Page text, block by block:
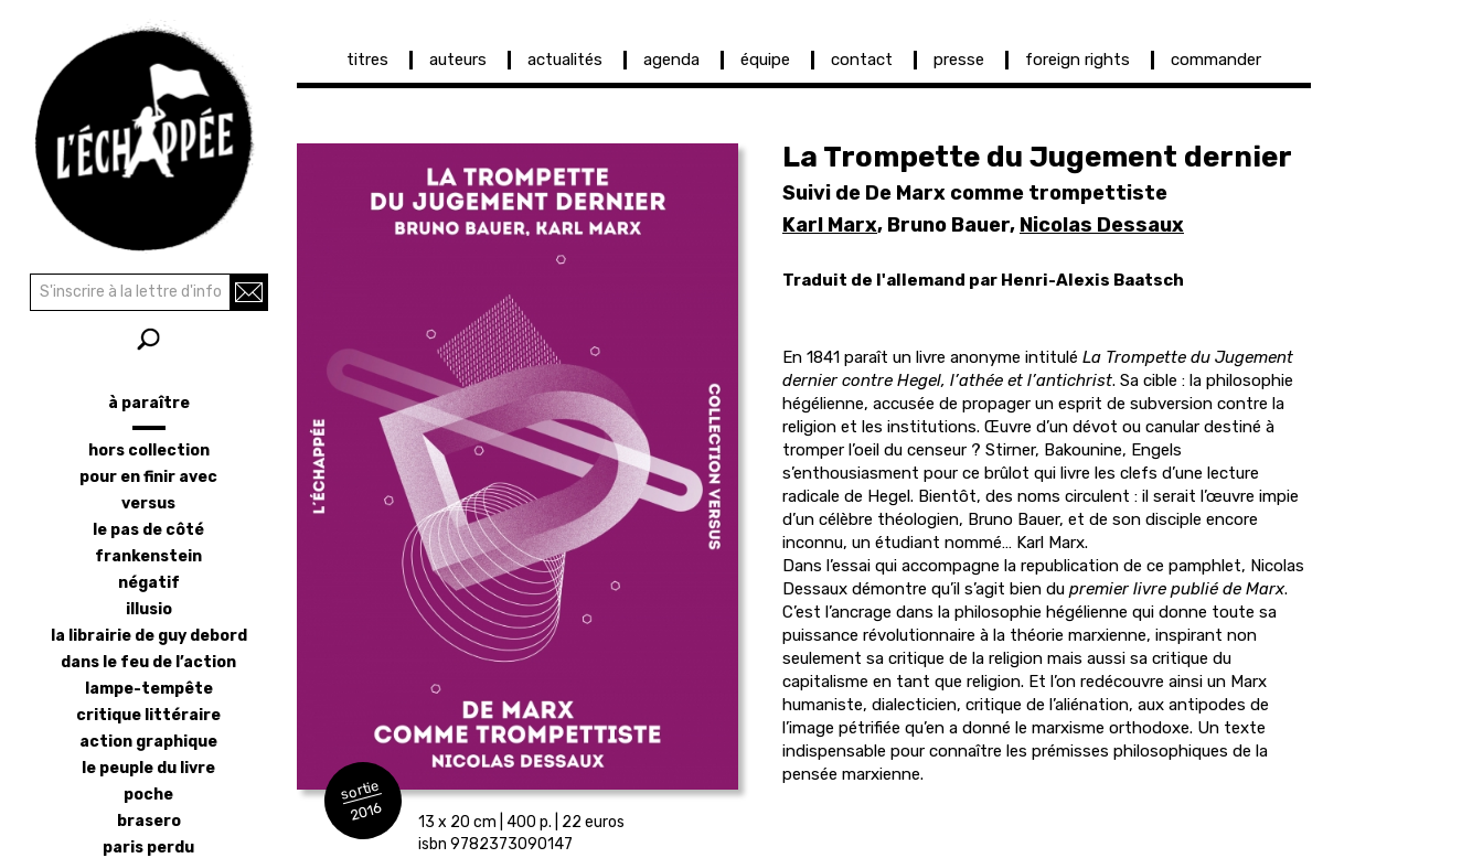
contenu
principal
principale
titres auteurs actualités agenda équipe contact presse foreign rights commander
sortie
2016
13 x 20 cm | 400 p. | 22 euros
isbn 9782373090147
La Trompette du Jugement dernier
Suivi de De Marx comme trompettiste
Karl Marx, Bruno Bauer, Nicolas Dessaux
Traduit de l'allemand par Henri-Alexis Baatsch
En 1841 paraît un livre anonyme intitulé La Trompette du Jugement
dernier contre Hegel, l’athée et l’antichrist. Sa cible : la philosophie
hégélienne, accusée de propager un esprit de subversion contre la
religion et les institutions. Œuvre d’un dévot ou canular destiné à
tromper l’oeil du censeur ? Stirner, Bakounine, Engels
s’enthousiasment pour ce brûlot qui livre les clefs d’une lecture
radicale de Hegel. Bientôt, des noms circulent : il serait l’œuvre impie
d’un célèbre théologien, Bruno Bauer, et de son disciple encore
inconnu, un étudiant nommé… Karl Marx.
Dans l’essai qui accompagne la republication de ce pamphlet, Nicolas
Dessaux démontre qu’il s’agit bien du premier livre publié de Marx.
C’est l’ancrage dans la philosophie hégélienne qui donne toute sa
puissance révolutionnaire à la théorie marxienne, inspirant non
seulement sa critique de la religion mais aussi sa critique du
capitalisme en tant que religion. Et l’on redécouvre ainsi un Marx
humaniste, dialecticien, critique de l’aliénation, aux antipodes de
l’image pétrifiée qu’en a donné le marxisme orthodoxe. Un texte
indispensable pour connaître les prémisses philosophiques de la
pensée marxienne.
Rechercher
latéral
à paraître
hors collection
pour en finir avec
versus
le pas de côté
frankenstein
négatif
illusio
la librairie de guy debord
dans le feu de l’action
lampe-tempête
critique littéraire
action graphique
le peuple du livre
poche
brasero
paris perdu